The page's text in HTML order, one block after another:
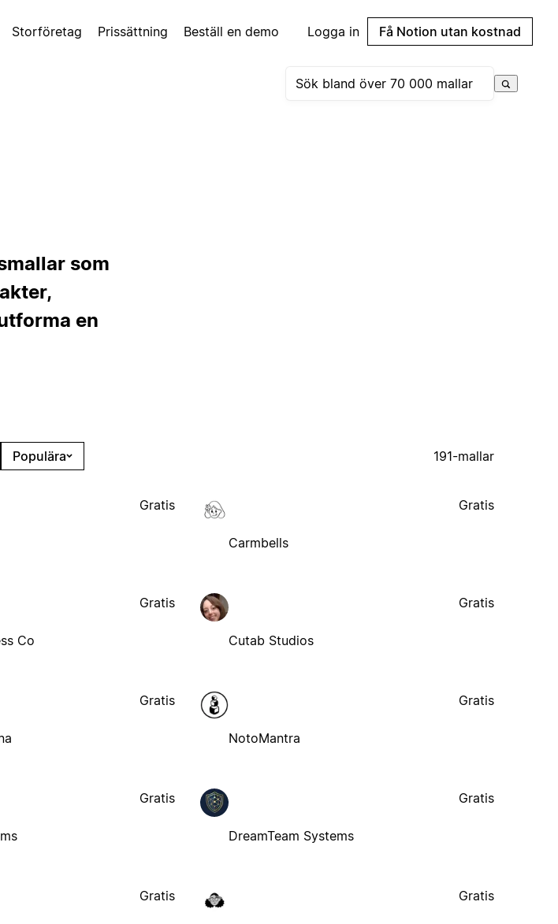
Storföretag Prissättning Beställ en demo Logga in Få Notion utan kostnad
som
en
Populära 191-mallar
Gratis
Carmbells
Gratis
Co
Gratis
Cutab Studios
Gratis
Gratis
NotoMantra
Gratis
Gratis
DreamTeam Systems
Gratis
Gratis Gratis